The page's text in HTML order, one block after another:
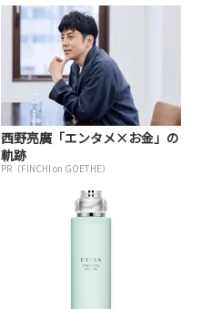
西野亮廣「エンタメ×お金」の
軌跡
PR（FINCHI on GOETHE）